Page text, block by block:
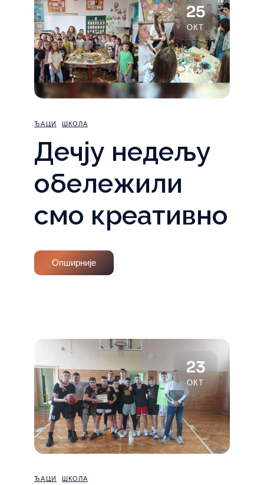
25
ОКТ
ЂАЦИ ШКОЛА
Дечју недељу
обележили
смо креативно
Опширније
23
ОКТ
ЂАЦИ ШКОЛА